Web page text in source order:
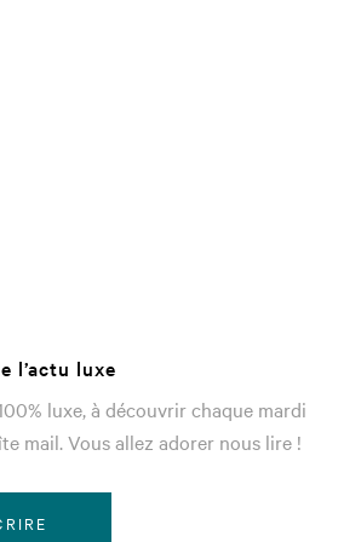
l’actu luxe
luxe, à découvrir chaque mardi
mail. Vous allez adorer nous lire !